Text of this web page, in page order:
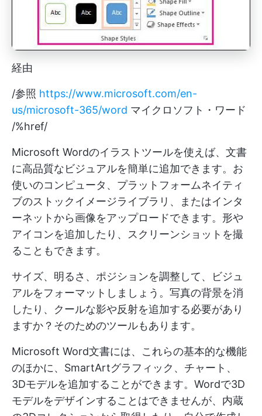
経由
/参照 https://www.microsoft.com/en-
us/microsoft-365/word マイクロソフト・ワード
/%href/
Microsoft Wordのイラストツールを使えば、文書
に高品質なビジュアルを簡単に追加できます。お
使いのコンピュータ、プラットフォームネイティ
ブのストックイメージライブラリ、またはインタ
ーネットから画像をアップロードできます。形や
アイコンを追加したり、スクリーンショットを撮
ることもできます。
サイズ、明るさ、ポジションを調整して、ビジュ
アルをフォーマットしましょう。写真の背景を消
したり、クールな影や反射を追加する必要があり
ますか？そのためのツールもあります。
Microsoft Word文書には、これらの基本的な機能
のほかに、SmartArtグラフィック、チャート、
3Dモデルを追加することができます。Wordで3D
モデルをデザインすることはできませんが、内蔵